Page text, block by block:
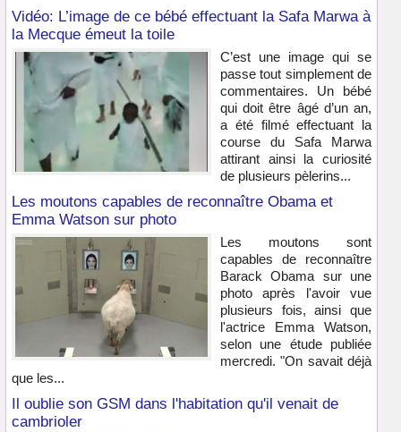
Vidéo: L’image de ce bébé effectuant la Safa Marwa à
la Mecque émeut la toile
C’est une image qui se
passe tout simplement de
commentaires. Un bébé
qui doit être âgé d’un an,
a été filmé effectuant la
course du Safa Marwa
attirant ainsi la curiosité
de plusieurs pèlerins...
Les moutons capables de reconnaître Obama et
Emma Watson sur photo
Les moutons sont
capables de reconnaître
Barack Obama sur une
photo après l'avoir vue
plusieurs fois, ainsi que
l'actrice Emma Watson,
selon une étude publiée
mercredi. "On savait déjà
que les...
Il oublie son GSM dans l'habitation qu'il venait de
cambrioler